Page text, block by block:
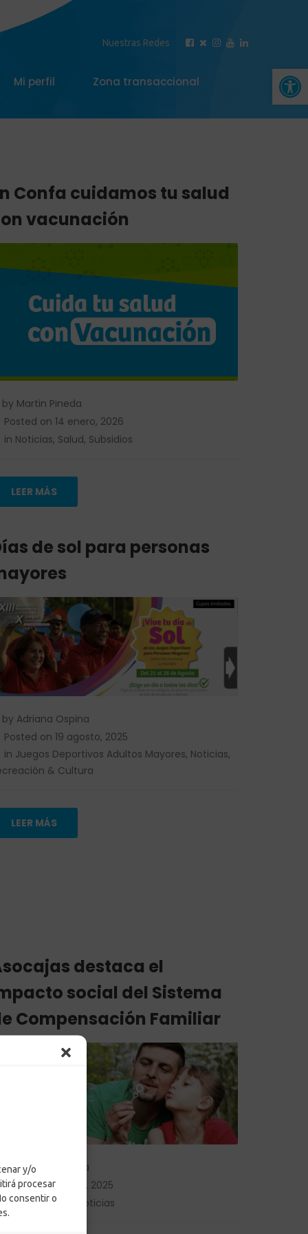
Abrir
y/o
procesar
consentir o
Nuestras Redes
Mi perfil Zona transaccional
Confa cuidamos tu salud
vacunación
by Martin Pineda
Posted on 14 enero, 2026
in Noticias, Salud, Subsidios
LEER MÁS
de sol para personas
by Adriana Ospina
Posted on 19 agosto, 2025
in Juegos Deportivos Adultos Mayores, Noticias,
& Cultura
LEER MÁS
destaca el
social del Sistema
Compensación Familiar
Adriana Ospina
Posted on3 junio, 2025
inCorporativo Noticias